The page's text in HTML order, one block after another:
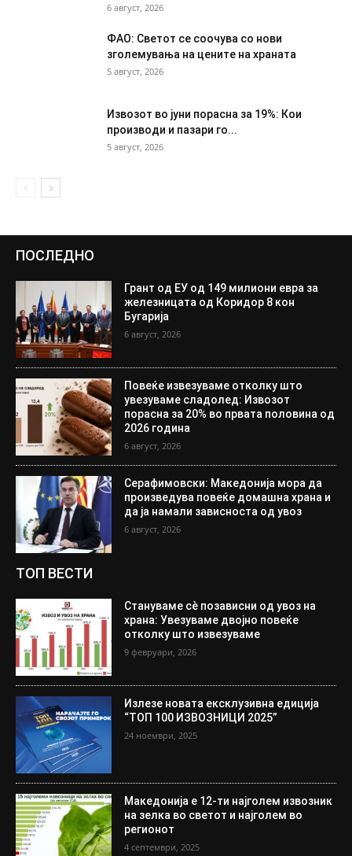
6 август, 2026
ФАО: Светот се соочува со нови
зголемувања на цените на храната
5 август, 2026
Извозот во јуни порасна за 19%: Кои
производи и пазари го...
5 август, 2026
ПОСЛЕДНО
Грант од ЕУ од 149 милиони евра за
железницата од Коридор 8 кон
Бугарија
6 август, 2026
Повеќе извезуваме отколку што
увезуваме сладолед: Извозот
порасна за 20% во првата половина од
2026 година
6 август, 2026
Серафимовски: Македонија мора да
произведува повеќе домашна храна и
да ја намали зависноста од увоз
6 август, 2026
ТОП ВЕСТИ
Стануваме сè позависни од увоз на
храна: Увезуваме двојно повеќе
отколку што извезуваме
9 февруари, 2026
Излезе новата ексклузивна едиција
“ТОП 100 ИЗВОЗНИЦИ 2025”
24 ноември, 2025
Македонија е 12-ти најголем извозник
на зелка во светот и најголем во
регионот
4 септември, 2025